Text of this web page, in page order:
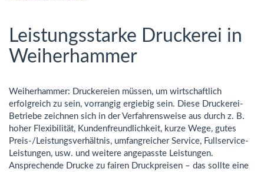
Leistungsstarke Druckerei in
Weiherhammer
Weiherhammer: Druckereien müssen, um wirtschaftlich
erfolgreich zu sein, vorrangig ergiebig sein. Diese Druckerei-
Betriebe zeichnen sich in der Verfahrensweise aus durch z. B.
hoher Flexibilität, Kundenfreundlichkeit, kurze Wege, gutes
Preis-/Leistungsverhältnis, umfangreicher Service, Fullservice-
Leistungen, usw. und weitere angepasste Leistungen.
Ansprechende Drucke zu fairen Druckpreisen – das sollte eine